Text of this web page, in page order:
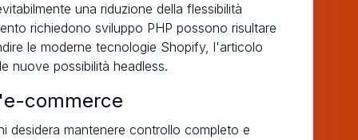
una riduzione della flessibilità
richiedono sviluppo PHP possono risultare
le moderne tecnologie Shopify, l'articolo
nuove possibilità headless.
commerce
desidera mantenere controllo completo e